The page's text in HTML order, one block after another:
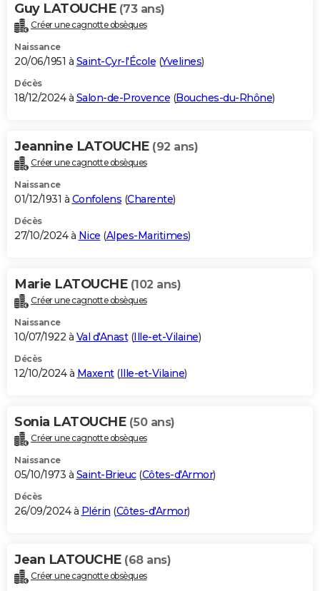
Guy LATOUCHE (73 ans)
Créer une cagnotte obsèques
Naissance
20/06/1951 à Saint-Cyr-l'École (Yvelines)
Décès
18/12/2024 à Salon-de-Provence (Bouches-du-Rhône)
Jeannine LATOUCHE (92 ans)
Créer une cagnotte obsèques
Naissance
01/12/1931 à Confolens (Charente)
Décès
27/10/2024 à Nice (Alpes-Maritimes)
Marie LATOUCHE (102 ans)
Créer une cagnotte obsèques
Naissance
10/07/1922 à Val d'Anast(Ille-et-Vilaine)
Décès
12/10/2024 à Maxent(Ille-et-Vilaine)
Sonia LATOUCHE (50 ans)
Créer une cagnotte obsèques
Naissance
05/10/1973 à Saint-Brieuc(Côtes-d'Armor)
Décès
26/09/2024 à Plérin (Côtes-d'Armor)
Jean LATOUCHE (68 ans)
Créer une cagnotte obsèques